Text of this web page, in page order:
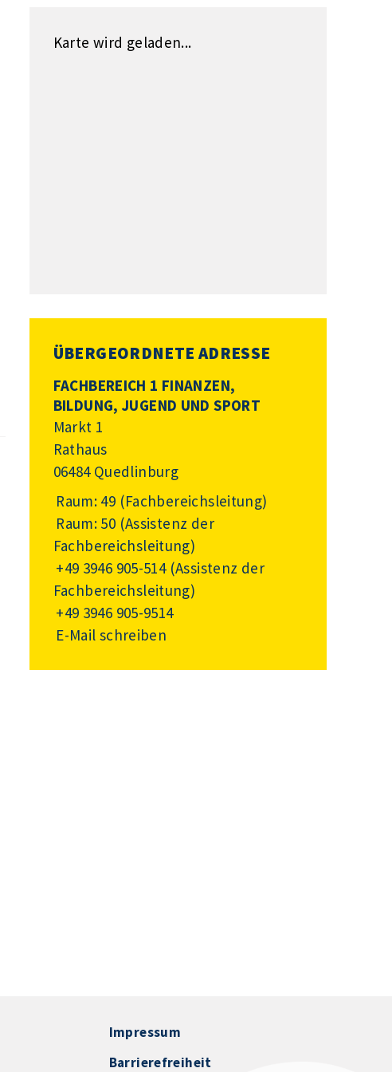
Karte wird geladen...
ÜBERGEORDNETE ADRESSE
FACHBEREICH 1 FINANZEN,
BILDUNG, JUGEND UND SPORT
Markt 1
Rathaus
06484 Quedlinburg
Raum: 49 (Fachbereichsleitung)
Raum: 50 (Assistenz der
Fachbereichsleitung)
+49 3946 905-514(Assistenz der
Fachbereichsleitung)
+49 3946 905-9514
E-Mail schreiben
Impressum
Barrierefreiheit